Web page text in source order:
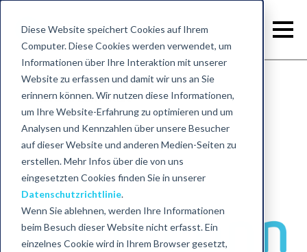
Diese Website speichert Cookies auf Ihrem
Computer. Diese Cookies werden verwendet, um
Informationen über Ihre Interaktion mit unserer
Website zu erfassen und damit wir uns an Sie
erinnern können. Wir nutzen diese Informationen,
um Ihre Website-Erfahrung zu optimieren und um
Analysen und Kennzahlen über unsere Besucher
auf dieser Website und anderen Medien-Seiten zu
erstellen. Mehr Infos über die von uns
eingesetzten Cookies finden Sie in unserer
Datenschutzrichtlinie.
Wenn Sie ablehnen, werden Ihre Informationen
beim Besuch dieser Website nicht erfasst. Ein
einzelnes Cookie wird in Ihrem Browser gesetzt,
Zurück zum Start